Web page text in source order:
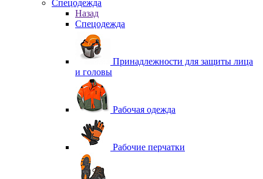
Спецодежда
Назад
Спецодежда
Принадлежности для защиты лица
и головы
Рабочая одежда
Рабочие перчатки